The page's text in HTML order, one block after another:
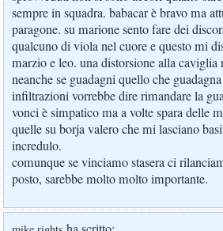
sempre in squadra. babacar è bravo ma
paragone. su marione sento fare dei
qualcuno di viola nel cuore e questo mi
marzio e leo. una distorsione alla caviglia
neanche se guadagni quello che
infiltrazioni vorrebbe dire rimandare la
vonci è simpatico ma a volte spara delle
quelle su borja valero che mi lasciano
incredulo.
comunque se vinciamo stasera ci
posto, sarebbe molto molto importante.